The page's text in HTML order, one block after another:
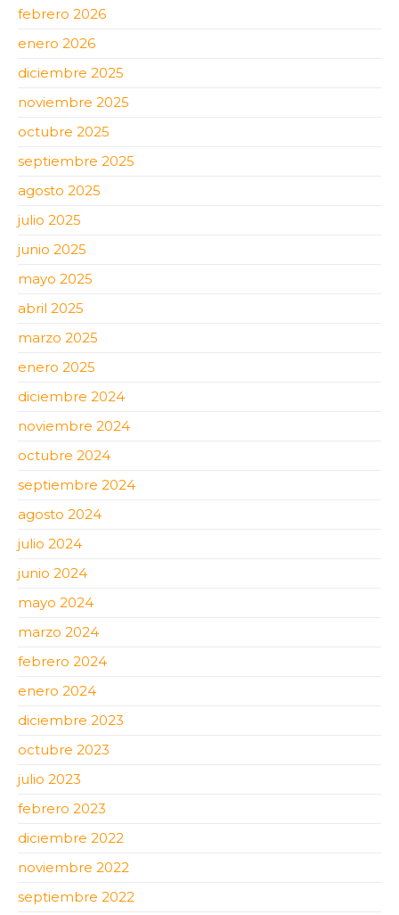
febrero 2026
enero 2026
diciembre 2025
noviembre 2025
octubre 2025
septiembre 2025
agosto 2025
julio 2025
junio 2025
mayo 2025
abril 2025
marzo 2025
enero 2025
diciembre 2024
noviembre 2024
octubre 2024
septiembre 2024
agosto 2024
julio 2024
junio 2024
mayo 2024
marzo 2024
febrero 2024
enero 2024
diciembre 2023
octubre 2023
julio 2023
febrero 2023
diciembre 2022
noviembre 2022
septiembre 2022